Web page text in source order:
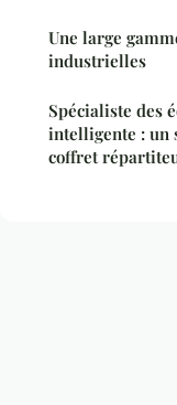
Une large
industrielles
Spécialiste des
intelligente : un
coffret